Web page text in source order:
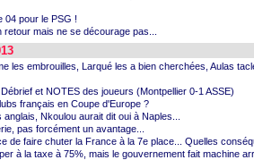
04 pour le PSG !
retour mais ne se décourage pas...
les embrouilles, Larqué les a bien cherchées, Aulas
et NOTES des joueurs (Montpellier 0-1 ASSE)
français en Coupe d'Europe ?
Nkoulou aurait dit oui à Naples...
pas forcément un avantage...
de faire chuter la France à la 7e place... Quelles
à la taxe à 75%, mais le gouvernement fait machine